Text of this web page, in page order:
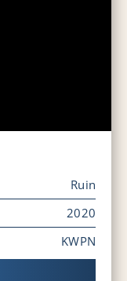
Ruin
2020
KWPN